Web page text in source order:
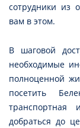
сотрудники из
вам в этом.
В шаговой
необходимые
полноценной
посетить
транспортная
добраться до